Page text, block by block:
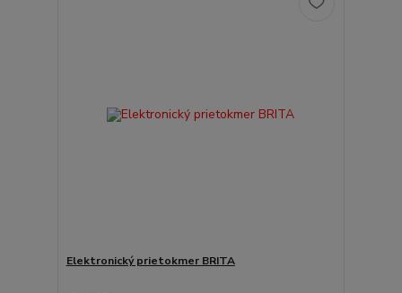
Elektronický prietokmer BRITA